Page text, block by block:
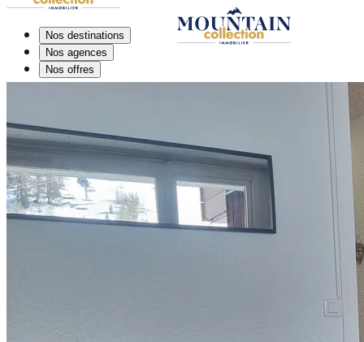
Nos destinations
Nos agences
Nos offres